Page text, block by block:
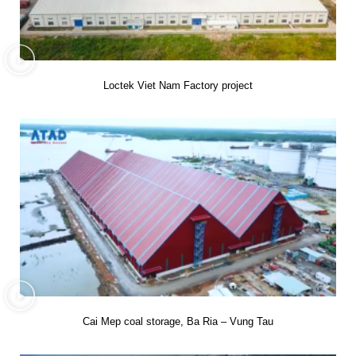
Loctek Viet Nam Factory project
Cai Mep coal storage, Ba Ria – Vung Tau